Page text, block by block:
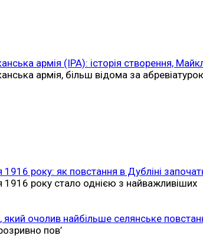
армія (ІРА): історія створення,
армія, більш відома за
року: як повстання в Дубліні
1916 року стало однією з найважливіших
очолив найбільше селянське
пов’